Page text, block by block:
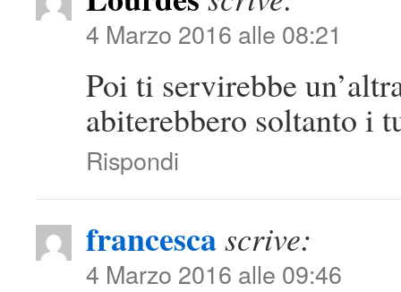
4 Marzo 2016 alle 08:21
Poi ti servirebbe
abiterebbero soltanto i
Rispondi
francescascrive:
4 Marzo 2016 alle 09:46